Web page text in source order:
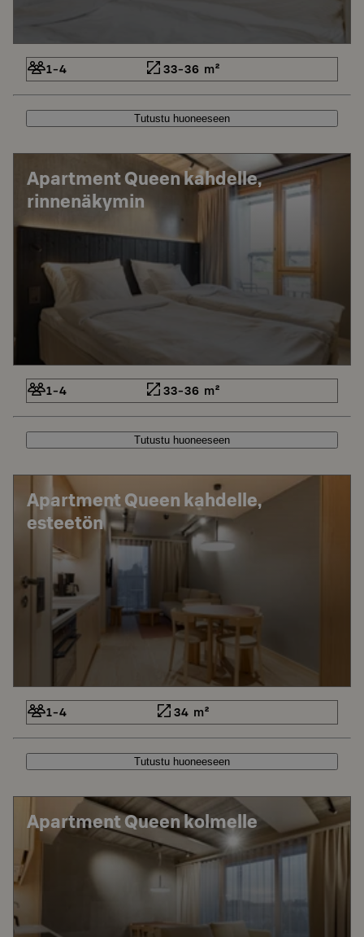
1-4 33-36 m²
Tutustu huoneeseen
Apartment Queen kahdelle,
rinnenäkymin
1-4 33-36 m²
Tutustu huoneeseen
Apartment Queen kahdelle,
esteetön
1-4 34 m²
Tutustu huoneeseen
Apartment Queen kolmelle